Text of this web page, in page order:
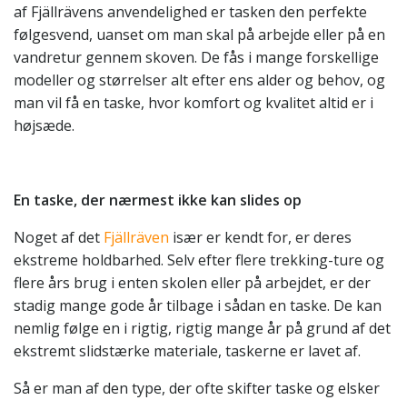
af Fjällrävens anvendelighed er tasken den perfekte
følgesvend, uanset om man skal på arbejde eller på en
vandretur gennem skoven. De fås i mange forskellige
modeller og størrelser alt efter ens alder og behov, og
man vil få en taske, hvor komfort og kvalitet altid er i
højsæde.
En taske, der nærmest ikke kan slides op
Noget af det Fjällräven især er kendt for, er deres
ekstreme holdbarhed. Selv efter flere trekking-ture og
flere års brug i enten skolen eller på arbejdet, er der
stadig mange gode år tilbage i sådan en taske. De kan
nemlig følge en i rigtig, rigtig mange år på grund af det
ekstremt slidstærke materiale, taskerne er lavet af.
Så er man af den type, der ofte skifter taske og elsker